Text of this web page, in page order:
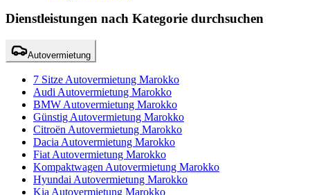
Dienstleistungen nach Kategorie durchsuchen
Autovermietung
7 Sitze Autovermietung Marokko
Audi Autovermietung Marokko
BMW Autovermietung Marokko
Günstig Autovermietung Marokko
Citroën Autovermietung Marokko
Dacia Autovermietung Marokko
Fiat Autovermietung Marokko
Kompaktwagen Autovermietung Marokko
Hyundai Autovermietung Marokko
Kia Autovermietung Marokko